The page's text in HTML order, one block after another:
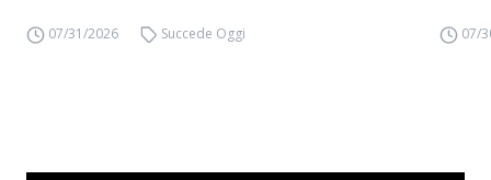
07/31/2026 Succede Oggi 07/